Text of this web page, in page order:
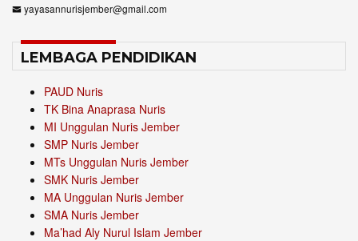
yayasannurisjember@gmail.com
LEMBAGA PENDIDIKAN
PAUD Nuris
TK Bina Anaprasa Nuris
MI Unggulan Nuris Jember
SMP Nuris Jember
MTs Unggulan Nuris Jember
SMK Nuris Jember
MA Unggulan Nuris Jember
SMA Nuris Jember
Ma’had Aly Nurul Islam Jember